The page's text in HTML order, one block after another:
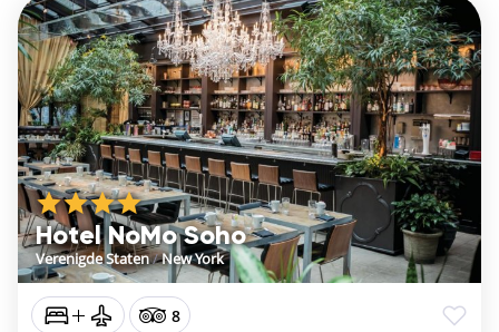
Hotel NoMo Soho
Verenigde Staten/New York
8